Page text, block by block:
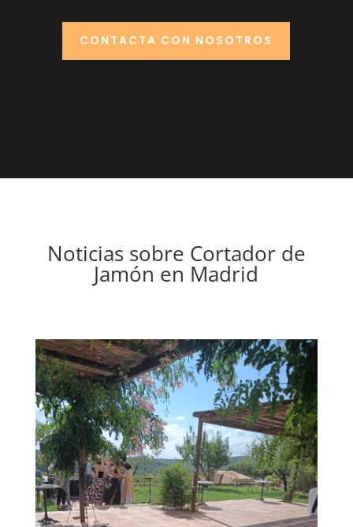
CONTACTA CON NOSOTROS
Noticias sobre Cortador de
Jamón en Madrid